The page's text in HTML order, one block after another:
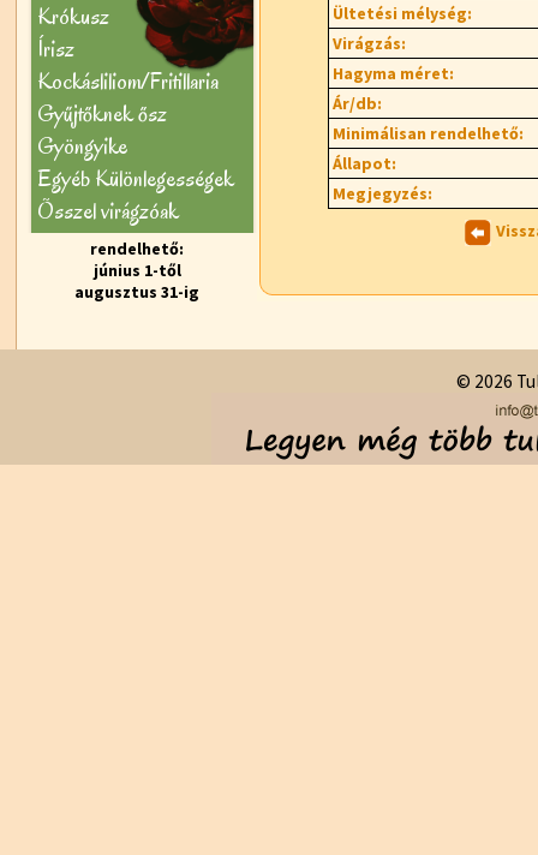
Krókusz
Írisz
Kockásliliom/Fritillaria
Gyűjtőknek ősz
Gyöngyike
Egyéb Különlegességek
Õsszel virágzóak
rendelhető:
június 1-től
augusztus 31-ig
Ültetési mélység:
Virágzás:
Hagyma méret:
Ár/db:
Minimálisan rendelhető:
Állapot:
Megjegyzés:
© 2026